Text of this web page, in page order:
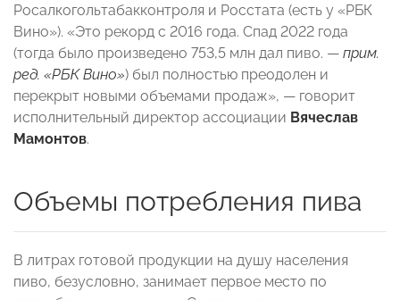
Росалкогольтабакконтроля и Росстата (есть у «РБК
Вино»). «Это рекорд с 2016 года. Спад 2022 года
(тогда было произведено 753,5 млн дал пиво. — прим.
ред. «РБК Вино») был полностью преодолен и
перекрыт новыми объемами продаж», — говорит
исполнительный директор ассоциации Вячеслав
Мамонтов.
Объемы потребления пива
В литрах готовой продукции на душу населения
пиво, безусловно, занимает первое место по